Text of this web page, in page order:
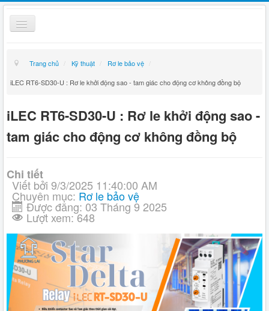
Toggle
Navigation
Kỹ thuật
Hướng dẫn mua hàng
Tin tức
Trang chủ / Kỹ thuật / Rơ le bảo vệ
/
iLEC RT6-SD30-U : Rơ le khởi động sao - tam giác cho động cơ không đồng bộ
iLEC RT6-SD30-U : Rơ le khởi động sao -
tam giác cho động cơ không đồng bộ
Chi tiết
Viết bởi 9/3/2025 11:40:00 AM
Chuyên mục: Rơ le bảo vệ
Được đăng: 03 Tháng 9 2025
Lượt xem: 648